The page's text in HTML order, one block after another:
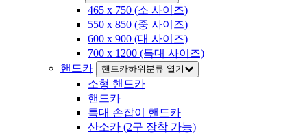
465 x 750 (소 사이즈)
550 x 850 (중 사이즈)
600 x 900 (대 사이즈)
700 x 1200 (특대 사이즈)
핸드카
핸드카하위분류 열기
소형 핸드카
핸드카
특대 손잡이 핸드카
산소카 (2구 장착 가능)